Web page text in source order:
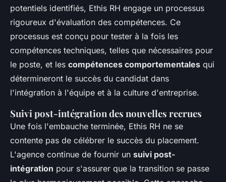
potentiels identifiés, Ethis RH engage un processus
rigoureux d'évaluation des compétences. Ce
processus est conçu pour tester à la fois les
compétences techniques, telles que nécessaires pour
le poste, et les compétences comportementales qui
détermineront le succès du candidat dans
l'intégration à l'équipe et à la culture d'entreprise.
Suivi post-intégration des nouvelles recrues
Une fois l'embauche terminée, Ethis RH ne se
contente pas de célébrer le succès du placement.
L'agence continue de fournir un suivi post-
intégration pour s'assurer que la transition se passe